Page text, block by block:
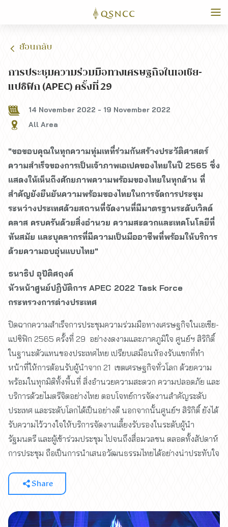
ย้อนกลับ
การประชุมความร่วมมือทางเศรษฐกิจในเอเชีย-
แปซิฟิก (APEC) ครั้งที่ 29
14 November 2022 - 19 November 2022
All Area
"ขอขอบคุณในทุกความทุ่มเทที่ร่วมกันสร้างประวัติศาสตร์
ความสำเร็จของการเป็นเจ้าภาพเอเปคของไทยในปี 2565 ซึ่ง
แสดงให้เห็นถึงศักยภาพความพร้อมของไทยในทุกด้าน ที่
สำคัญยังยืนยันความพร้อมของไทยในการจัดการประชุม
ระหว่างประเทศด้วยสถานที่จัดงานที่มีมาตรฐานระดับเวิลด์
คลาส ครบครันด้วยสิ่งอำนวย ความสะดวกและเทคโนโลยีที่
ทันสมัย และบุคลากรที่มีความเป็นมืออาชีพที่พร้อมให้บริการ
ด้วยความอบอุ่นแบบไทย"
ธนาธิป อุปัติศฤงค์
หัวหน้าศูนย์ปฏิบัติการ APEC 2022 Task Force
กระทรวงการต่างประเทศ
ปิดฉากความสำเร็จการประชุมความร่วมมือทางเศรษฐกิจในเอเชีย-
แปซิฟิก 2565 ครั้งที่ 29 อย่างงดงามและภาคภูมิใจ ศูนย์ฯ สิริกิติ์
ในฐานะตัวแทนของประเทศไทย เปรียบเสมือนห้องรับแขกที่ทำ
หน้าที่ให้การต้อนรับผู้นำจาก 21 เขตเศรษฐกิจทั่วโลก ด้วยความ
พร้อมในทุกมิติทั้งพื้นที่ สิ่งอำนวยความสะดวก ความปลอดภัย และ
บริการด้วยไมตรีจิตอย่างไทย ตอบโจทย์การจัดงานสำคัญระดับ
ประเทศ และระดับโลกได้เป็นอย่างดี นอกจากนั้นศูนย์ฯ สิริกิติ์ ยังได้
รับความไว้วางใจให้บริการจัดงานเลี้ยงรับรองในระดับผู้นำ
รัฐมนตรี และผู้เข้าร่วมประชุม ไปจนถึงสื่อมวลชน ตลอดทั้งสัปดาห์
การประชุม ถือเป็นการนำเสนอวัฒนธรรมไทยได้อย่างน่าประทับใจ
Share